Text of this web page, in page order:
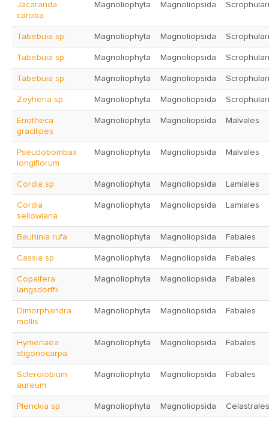
Jacaranda
caroba
Magnoliophyta Magnoliopsida
Tabebuia sp. Magnoliophyta Magnoliopsida
Tabebuia sp. Magnoliophyta Magnoliopsida
Tabebuia sp. Magnoliophyta Magnoliopsida
Zeyheria sp. Magnoliophyta Magnoliopsida
Eriotheca
gracilipes
Magnoliophyta Magnoliopsida Malvales
Pseudobombax
longiflorum
Magnoliophyta Magnoliopsida Malvales
Cordia sp. Magnoliophyta Magnoliopsida Lamiales
Cordia
sellowiana
Magnoliophyta Magnoliopsida Lamiales
Bauhinia rufa Magnoliophyta Magnoliopsida Fabales
Cassia sp. Magnoliophyta Magnoliopsida Fabales
Copaifera
langsdorffii
Magnoliophyta Magnoliopsida Fabales
Dimorphandra
mollis
Magnoliophyta Magnoliopsida Fabales
Hymenaea
stigonocarpa
Magnoliophyta Magnoliopsida Fabales
Sclerolobium
aureum
Magnoliophyta Magnoliopsida Fabales
Plenckia sp. Magnoliophyta Magnoliopsida Celastrales